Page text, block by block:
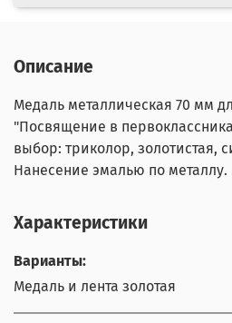
Описание
Медаль металлическая 70 мм
"Посвящение в
выбор: триколор, золотистая,
Нанесение эмалью по
Характеристики
Варианты:
Медаль и лента золотая